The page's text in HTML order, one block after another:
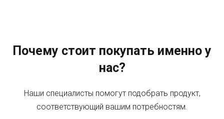
Почему стоит покупать именно у
нас?
Наши специалисты помогут подобрать продукт,
соответствующий вашим потребностям.